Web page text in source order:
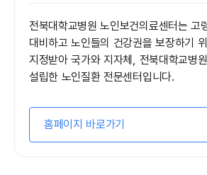
전북대학교병원 노인보건의료센터는 고
대비하고 노인들의 건강권을 보장하기
지정받아 국가와 지자체, 전북대학교병
설립한 노인질환 전문센터입니다.
홈페이지 바로가기